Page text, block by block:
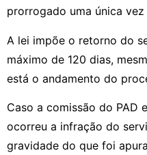
prorrogado uma única
A lei impõe o retorno do
máximo de 120 dias,
está o andamento do
Caso a comissão do PAD
ocorreu a infração do
gravidade do que foi